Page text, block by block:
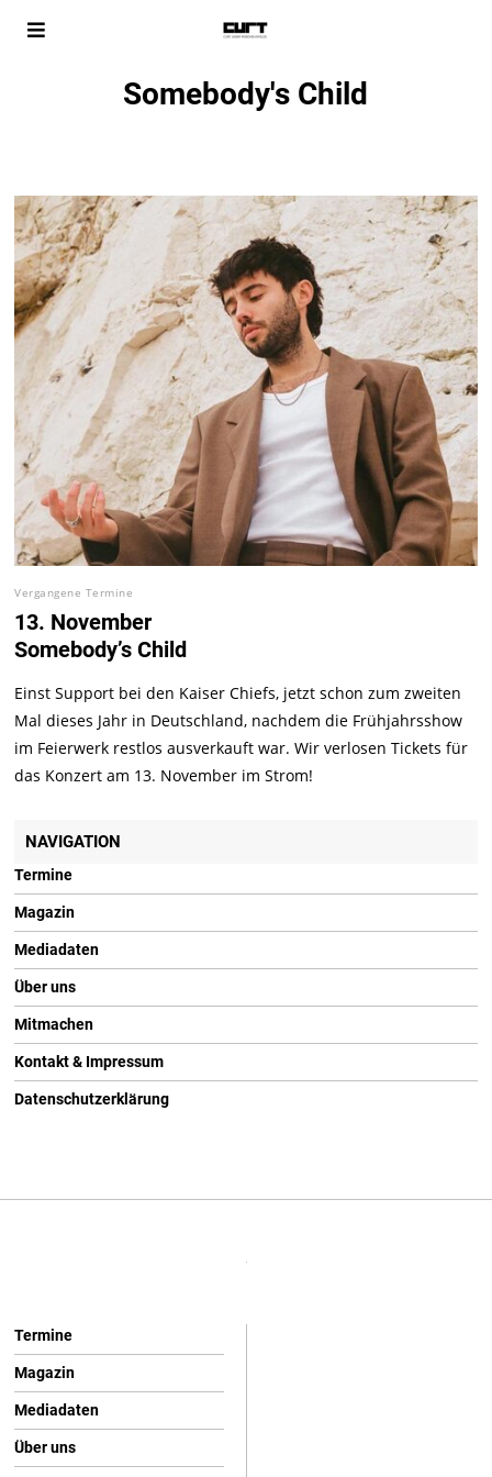
Somebody's Child
Vergangene Termine
13. November
Somebody’s Child
Einst Support bei den Kaiser Chiefs, jetzt schon zum zweiten
Mal dieses Jahr in Deutschland, nachdem die Frühjahrsshow
im Feierwerk restlos ausverkauft war. Wir verlosen Tickets für
das Konzert am 13. November im Strom!
NAVIGATION
Termine
Magazin
Mediadaten
Über uns
Mitmachen
Kontakt & Impressum
Datenschutzerklärung
Termine
Magazin
Mediadaten
Über uns